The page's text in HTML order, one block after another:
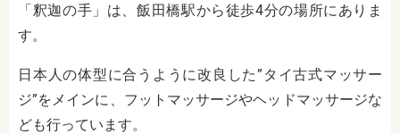
「釈迦の手」は、飯田橋駅から徒歩4分の場所にありま
す。
日本人の体型に合うように改良した”タイ古式マッサー
ジ”をメインに、フットマッサージやヘッドマッサージな
ども行っています。